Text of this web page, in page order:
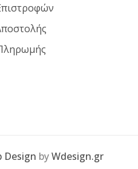
Design byWdesign.gr